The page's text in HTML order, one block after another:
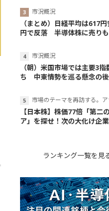
市況概況
（まとめ）日経平均は617
円で反落 半導体株に売り
市況概況
（朝）米国市場では主要3指
ち 中東情勢を巡る懸念の
市場のテーマを再訪する。アナリストが読
【日本株】株価77倍「第二
ア」を探せ！次の大化け企
ランキング一覧を見